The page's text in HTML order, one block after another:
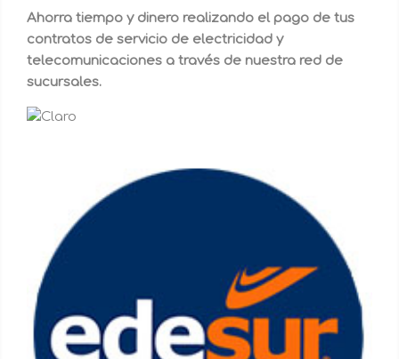
Ahorra tiempo y dinero realizando el pago de tus
contratos de servicio de electricidad y
telecomunicaciones a través de nuestra red de
sucursales.